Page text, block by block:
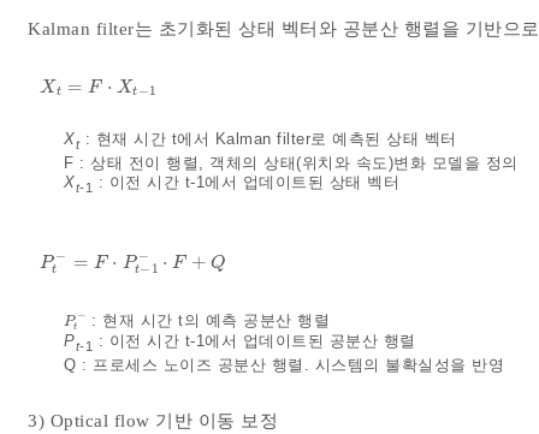
Kalman filter는 초기화된 상태 벡터와 공분산 행렬을 기반으
X t = F ⋅ Xt −1
X =F ⋅Xt-1
Xt: 현재 시간 t에서 Kalman filter로 예측된 상태 벡터
F : 상태 전이 행렬, 객체의 상태(위치와 속도)변화 모델을 정의
Xt-1 : 이전 시간 t-1에서 업데이트된 상태 벡터
P −
t = F ⋅ P −
t− 1 ⋅ F + Q
Pt-= F⋅P t -1-⋅ F+Q
P −
t
Pt- : 현재 시간 t의 예측 공분산 행렬
Pt-1
: 이전 시간 t-1에서 업데이트된 공분산 행렬
Q : 프로세스 노이즈 공분산 행렬. 시스템의 불확실성을 반영
3) Optical flow 기반 이동 보정